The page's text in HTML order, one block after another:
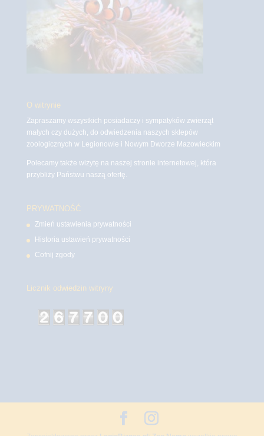
O witrynie
Zapraszamy wszystkich posiadaczy i sympatyków zwierząt
małych czy dużych, do odwiedzenia naszych sklepów
zoologicznych w Legionowie i Nowym Dworze Mazowieckim
Polecamy także wizytę na naszej stronie internetowej, która
przybliży Państwu naszą ofertę.
PRYWATNOŚĆ
Zmień ustawienia prywatności
Historia ustawień prywatności
Cofnij zgody
Licznik odwiedzin witryny